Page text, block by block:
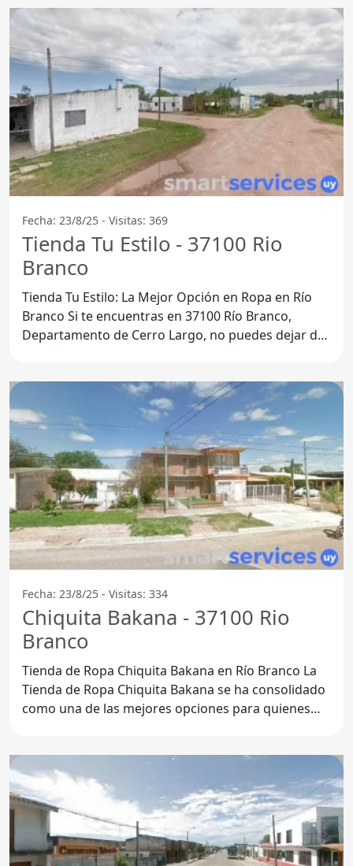
Fecha: 23/8/25 - Visitas: 369
Tienda Tu Estilo - 37100 Rio
Branco
Tienda Tu Estilo: La Mejor Opción en Ropa en Río
Branco Si te encuentras en 37100 Río Branco,
Departamento de Cerro Largo, no puedes dejar de
Fecha: 23/8/25 - Visitas: 334
Chiquita Bakana - 37100 Rio
Branco
Tienda de Ropa Chiquita Bakana en Río Branco La
Tienda de Ropa Chiquita Bakana se ha consolidado
como una de las mejores opciones para quienes